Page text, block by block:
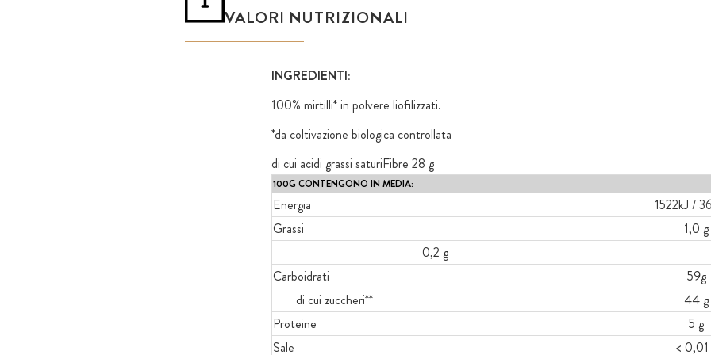
VALORI NUTRIZIONALI
INGREDIENTI:
100% mirtilli* in polvere liofilizzati.
*da coltivazione biologica controllata
di cui acidi grassi saturiFibre 28 g
100G CONTENGONO IN MEDIA:
Energia
1522kJ /
Grassi
1,0 g
0,2 g
Carboidrati
59g
di cui zuccheri**
44 g
Proteine
5 g
Sale
< 0,01